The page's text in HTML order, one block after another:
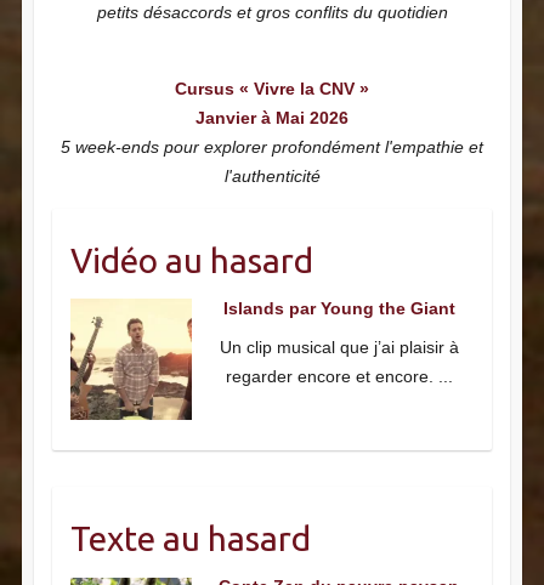
petits désaccords et gros conflits du quotidien
Cursus « Vivre la CNV »
Janvier à Mai 2026
5 week-ends pour explorer profondément l'empathie et
l'authenticité
Vidéo au hasard
Islands par Young the Giant
Un clip musical que j’ai plaisir à
regarder encore et encore.
Texte au hasard